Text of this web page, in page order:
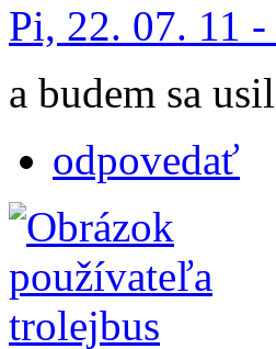
Pi, 22. 07. 11
a budem sa
odpovedať